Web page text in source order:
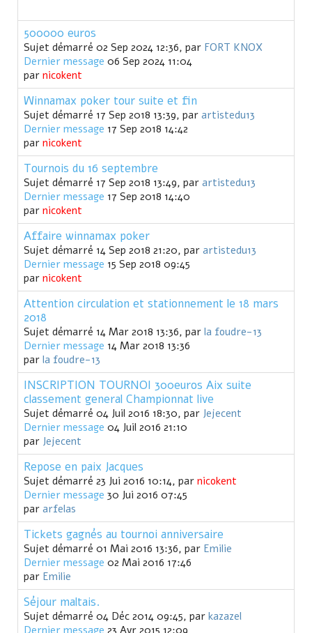
500000 euros
Sujet démarré 02 Sep 2024 12:36, par FORT KNOX
Dernier message 06 Sep 2024 11:04
par nicokent
Winnamax poker tour suite et fin
Sujet démarré 17 Sep 2018 13:39, par artistedu13
Dernier message 17 Sep 2018 14:42
par nicokent
Tournois du 16 septembre
Sujet démarré 17 Sep 2018 13:49, par artistedu13
Dernier message 17 Sep 2018 14:40
par nicokent
Affaire winnamax poker
Sujet démarré 14 Sep 2018 21:20, par artistedu13
Dernier message 15 Sep 2018 09:45
par nicokent
Attention circulation et stationnement le 18 mars
2018
Sujet démarré 14 Mar 2018 13:36, par la foudre-13
Dernier message 14 Mar 2018 13:36
par la foudre-13
INSCRIPTION TOURNOI 300euros Aix suite
classement general Championnat live
Sujet démarré 04 Juil 2016 18:30, par Jejecent
Dernier message 04 Juil 2016 21:10
par Jejecent
Repose en paix Jacques
Sujet démarré 23 Jui 2016 10:14, par nicokent
Dernier message 30 Jui 2016 07:45
par arfelas
Tickets gagnés au tournoi anniversaire
Sujet démarré 01 Mai 2016 13:36, par Emilie
Dernier message 02 Mai 2016 17:46
par Emilie
Séjour maltais.
Sujet démarré 04 Déc 2014 09:45, par kazazel